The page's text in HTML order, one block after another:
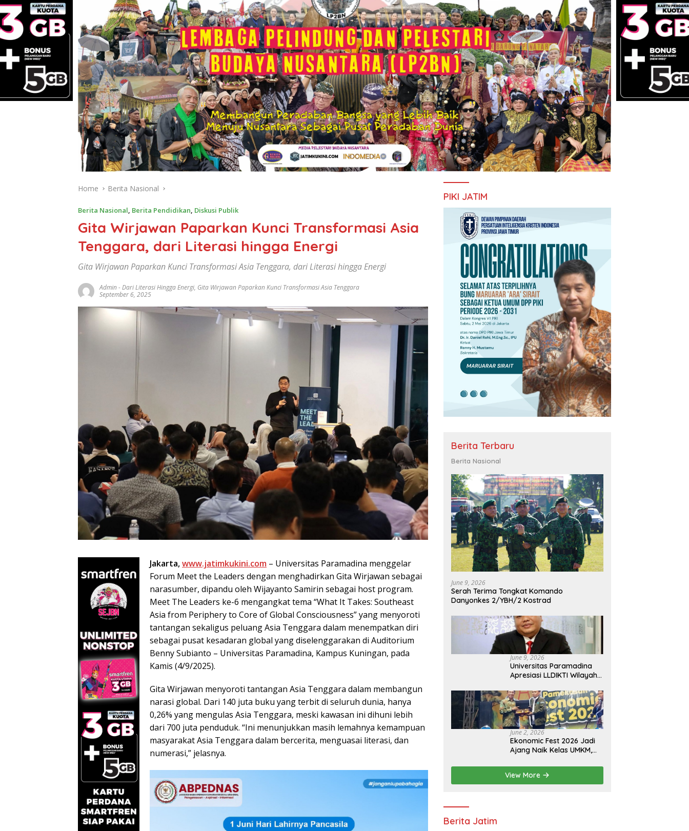
Home Berita Nasional
Berita Nasional, Berita Pendidikan, Diskusi Publik
Gita Wirjawan Paparkan Kunci Transformasi Asia
Tenggara, dari Literasi hingga Energi
Gita Wirjawan Paparkan Kunci Transformasi Asia Tenggara, dari Literasi hingga Energi
Admin-Dari Literasi Hingga Energi, Gita Wirjawan Paparkan Kunci Transformasi Asia Tenggara
September 6, 2025
Jakarta,www.jatimkukini.com – Universitas Paramadina menggelar
Forum Meet the Leaders dengan menghadirkan Gita Wirjawan sebagai
narasumber, dipandu oleh Wijayanto Samirin sebagai host program.
Meet The Leaders ke-6 mengangkat tema “What It Takes: Southeast
Asia from Periphery to Core of Global Consciousness” yang menyoroti
tantangan sekaligus peluang Asia Tenggara dalam menempatkan diri
sebagai pusat kesadaran global yang diselenggarakan di Auditorium
Benny Subianto – Universitas Paramadina, Kampus Kuningan, pada
Kamis (4/9/2025).
Gita Wirjawan menyoroti tantangan Asia Tenggara dalam membangun
narasi global. Dari 140 juta buku yang terbit di seluruh dunia, hanya
0,26% yang mengulas Asia Tenggara, meski kawasan ini dihuni lebih
dari 700 juta penduduk. “Ini menunjukkan masih lemahnya kemampuan
masyarakat Asia Tenggara dalam bercerita, menguasai literasi, dan
numerasi,” jelasnya.
PIKI JATIM
Berita Terbaru
Berita Nasional
June 9, 2026
Serah Terima Tongkat Komando
Danyonkes 2/YBH/2 Kostrad
June 9, 2026
Universitas Paramadina
Apresiasi LLDIKTI Wilayah
Eksistensi Perguruan
Tinggi Swasta
June 2, 2026
Ekonomic Fest 2026 Jadi
Ajang Naik Kelas UMKM,
Kolaborasi Ekspor hingga
Pendampingan Usaha
View More
Berita Jatim